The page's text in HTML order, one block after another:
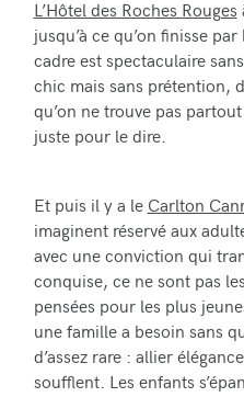
L’Hôtel des Roches Rouges
jusqu’à ce qu’on finisse
cadre est spectaculaire
chic mais sans prétention,
qu’on ne trouve pas
juste pour le dire.
Et puis il y a leCarlton
imaginent réservé aux
avec une conviction qui
conquise, ce ne sont pas
pensées pour les plus
une famille a besoin sans
d’assez rare : allier
soufflent. Les enfants